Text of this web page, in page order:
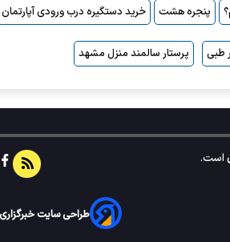
پنجره هشت خرید دستگیره درب ورودی آپارتمان
طبی پرستار سالمند منزل مشهد
است.
طراحی سایت